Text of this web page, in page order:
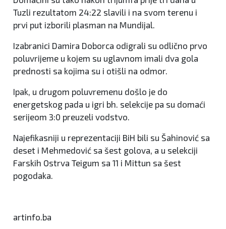
Tuzli rezultatom 24:22 slavili i na svom terenu i
prvi put izborili plasman na Mundijal.
Izabranici Damira Doborca odigrali su odlično prvo
poluvrijeme u kojem su uglavnom imali dva gola
prednosti sa kojima su i otišli na odmor.
Ipak, u drugom poluvremenu došlo je do
energetskog pada u igri bh. selekcije pa su domaći
serijeom 3:0 preuzeli vodstvo.
Najefikasniji u reprezentaciji BiH bili su Šahinović sa
deset i Mehmedović sa šest golova, a u selekciji
Farskih Ostrva Teigum sa 11 i Mittun sa šest
pogodaka.
artinfo.ba